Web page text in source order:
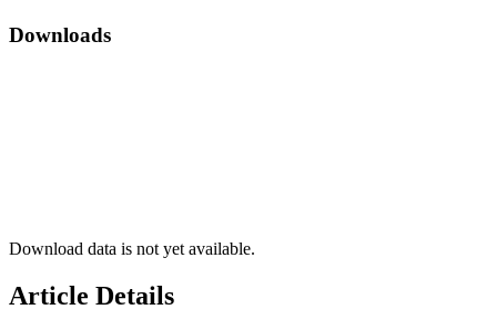
Downloads
Download data is not yet available.
Article Details